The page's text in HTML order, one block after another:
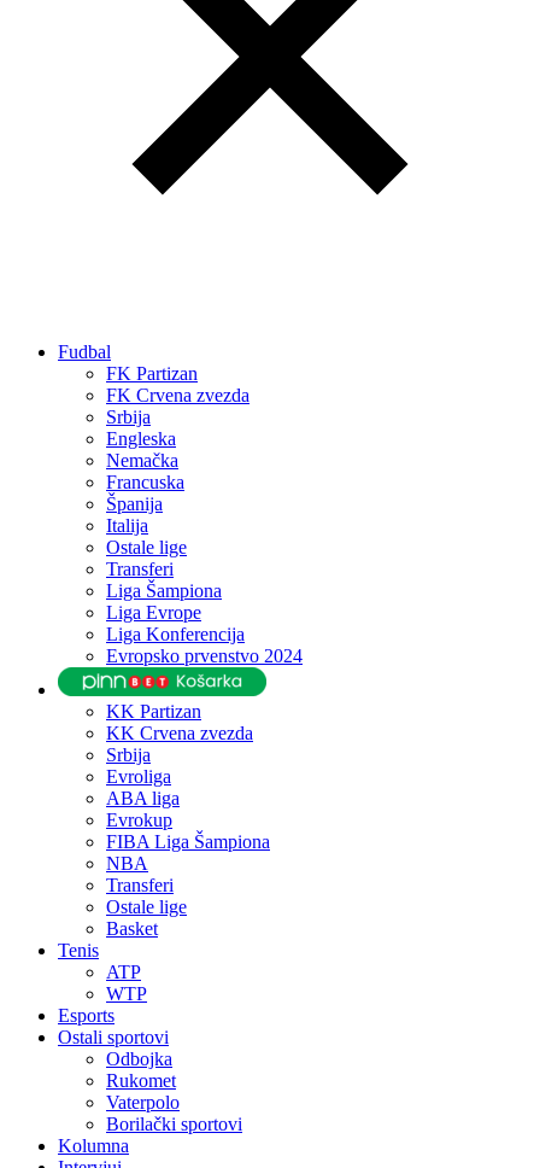
Fudbal
FK Partizan
FK Crvena zvezda
Srbija
Engleska
Nemačka
Francuska
Španija
Italija
Ostale lige
Transferi
Liga Šampiona
Liga Evrope
Liga Konferencija
Evropsko prvenstvo 2024
KK Partizan
KK Crvena zvezda
Srbija
Evroliga
ABA liga
Evrokup
FIBA Liga Šampiona
NBA
Transferi
Ostale lige
Basket
Tenis
ATP
WTP
Esports
Ostali sportovi
Odbojka
Rukomet
Vaterpolo
Borilački sportovi
Kolumna